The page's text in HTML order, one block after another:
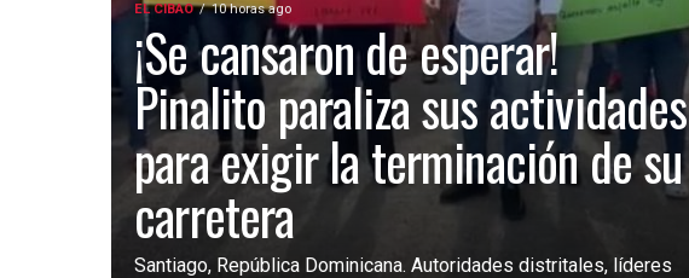
EL CIBAO 10 horas ago
¡Se cansaron de esperar!
Pinalito paraliza sus actividades
para exigir la terminación de su
carretera
Santiago, República Dominicana. Autoridades distritales, líderes